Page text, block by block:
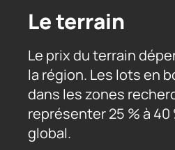
Le terrain
Le prix du terrain
la région. Les lots en
dans les zones
représenter 25 % à
global.